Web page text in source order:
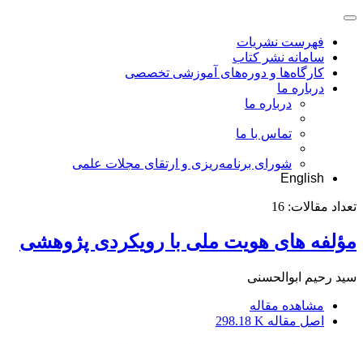
فهرست نشریات
سامانه نشر کتاب
کارگاه‌ها و دوره‌های آموزشی تخصصی
درباره ما
درباره ما
تماس با ما
شورای برنامه‌ریزی و ارتقای مجلات علمی
English
تعداد مقالات: 16
مؤلفه های هویت ملی با رویکردی پژوهشی
سید رحیم ابوالحسنی
مشاهده مقاله
اصل مقاله 298.18 K